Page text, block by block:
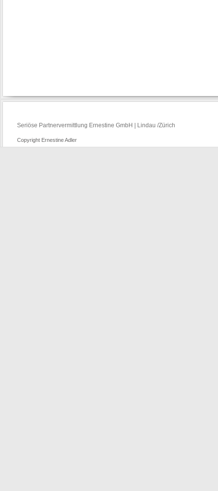
Seriöse Partnervermittlung Ernestine GmbH | Lindau /Zürich
Copyright Ernestine Adler